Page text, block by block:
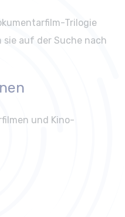
Trilogie
auf der Suche nach
und Kino-